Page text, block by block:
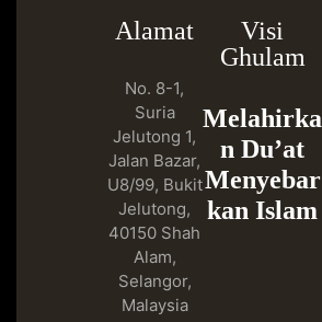
Alamat
No. 8-1,
Suria
Jelutong 1,
Jalan Bazar,
U8/99, Bukit
Jelutong,
40150 Shah
Alam,
Selangor,
Malaysia
Visi
Ghulam
Melahirka
n Du’at
Menyebar
kan Islam